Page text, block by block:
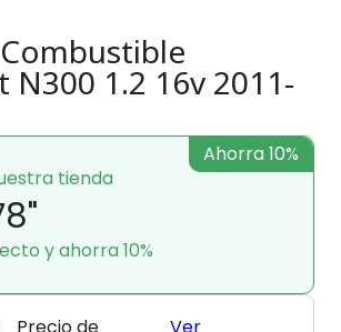
N300 1.2 16v 2011-
tienda
y ahorra 10%
Ahorra 10%
Precio de
Ver